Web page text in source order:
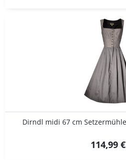
Dirndl midi 67 cm
114,99